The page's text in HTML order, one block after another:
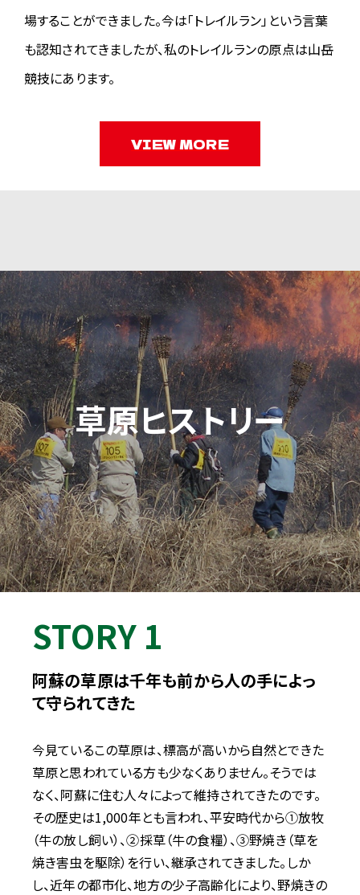
→コースマップ
2026.04.27
【宿泊・バス申込受付を締め切りました】
5月9日(土)22:00〜10日(日)5:00（休憩室は9:00までご利用いただ
けます。）
利用料金 お一人様 2,000円
2026.04.09
【ウェルカムパーティーが定員に達しました】
ウェルカムパーティーのお申し込みが定員に達しました。
たくさんのお申込みありがとうございます。
当日をお楽しみに！
2026.04.03
【コースマップを更新しました】
ショートコースのコースマップ、両コースのGPXデータを公開しまし
た。
※スタート～A4旧上色見小学校区間、アスペクタ～駒返峠区間は牧
野・私有地を含むため試走禁止です。
その他の区間で試走を行い、アスペクタへ駐車される場合は、必ず事
前に管理事務所へご連絡をお願いいたします。
皆様のご理解・ご協力の程よろしくお願いします。
【エントリーは締め切りました】
エントリーを締め切りました。たくさんのご応募ありがとうございまし
2026.02.19
【ショートコース満員御礼】
ショートコースについて定員に達したためエントリーを締め切りまし
た。たくさんのご応募ありがとうございました。
ロングコースは一般が2/20（金）、草原維持・トレイルワーク・野焼き
ボランティアエントリーが2/27（金）締切です。
エントリー
場することができました。今は「トレイルラン」という言葉
も認知されてきましたが、私のトレイルランの原点は山岳
競技にあります。
VIEW MORE
草原ヒストリー
STORY 1
阿蘇の草原は千年も前から人の手によっ
て守られてきた
今見ているこの草原は、標高が高いから自然とできた
草原と思われている方も少なくありません。そうでは
なく、阿蘇に住む人々によって維持されてきたのです。
その歴史は1,000年とも言われ、平安時代から①放牧
（牛の放し飼い）、②採草（牛の食糧）、③野焼き（草を
焼き害虫を駆除）を行い、継承されてきました。しか
し、近年の都市化、地方の少子高齢化により、野焼きの